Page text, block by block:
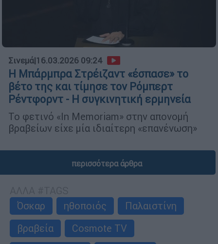
Σινεμά|16.03.2026 09:24
Η Μπάρμπρα Στρέιζαντ «έσπασε» το
βέτο της και τίμησε τον Ρόμπερτ
Ρέντφορντ - Η συγκινητική ερμηνεία
Το φετινό «In Memoriam» στην απονομή
βραβείων είχε μία ιδιαίτερη «επανένωση»
περισσότερα άρθρα
Όσκαρ
ηθοποιός
Παλαιστίνη
βραβεία
Cosmote TV